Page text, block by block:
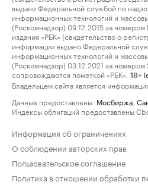
выдано Федеральной службой по
информационных технологий и
(Роскомнадзор) 09.12.2015 за
издания «РБК» (свидетельство о
информации выдано Федеральной
информационных технологий и
(Роскомнадзор) 03.12.2021 за
сопровождаются пометкой «РБК».
18+
Владельцем сайта является
Данные предоставлены: Мосбиржа
Индексы облигаций предоставлены
Информация об ограничениях
О соблюдении авторских прав
Пользовательское соглашение
Политика в отношении обработки